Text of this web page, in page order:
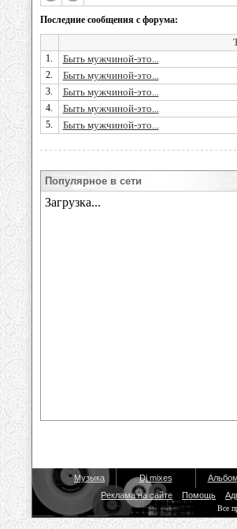
Последние сообщения с форума:
1. Быть мужчиной-это...
2. Быть мужчиной-это...
3. Быть мужчиной-это...
4. Быть мужчиной-это...
5. Быть мужчиной-это...
Популярное в сети
Музыка Dj mixes
Реклама на сайте
Помощь
Все